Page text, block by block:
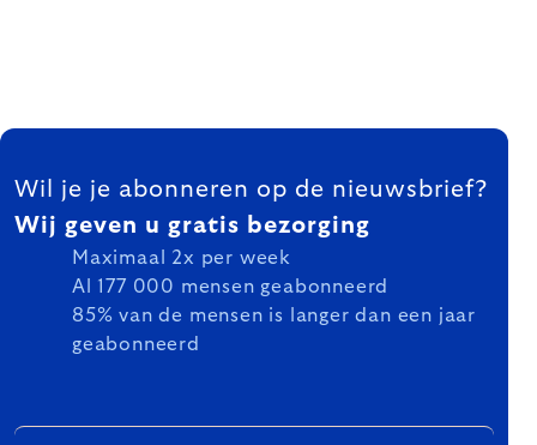
FOOTER
Wil je je abonneren op de nieuwsbrief?
Wij geven u gratis bezorging
Maximaal 2x per week
Al 177 000 mensen geabonneerd
85% van de mensen is langer dan een jaar
geabonneerd